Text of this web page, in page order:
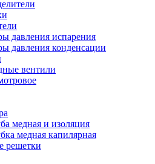
давления испарения
давления конденсации
вентили
медная и изоляция
медная капилярная
решетки